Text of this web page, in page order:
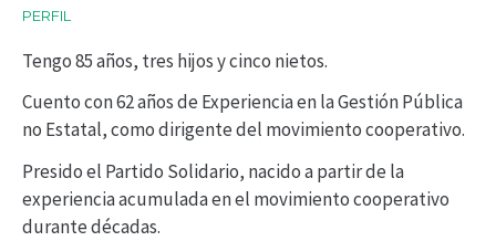
t
o
r
d
e
v
PERFIL
Tengo 85 años, tres hijos y cinco nietos.
Cuento con 62 años de Experiencia en la Gestión Pública
no Estatal, como dirigente del movimiento cooperativo.
Presido el Partido Solidario, nacido a partir de la
experiencia acumulada en el movimiento cooperativo
durante décadas.